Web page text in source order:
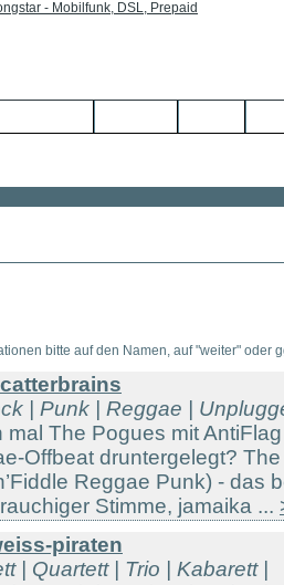
bitte auf den Namen, auf "weiter" oder
| Punk | Reggae |
mal The Pogues mit
Offbeat druntergelegt?
Reggae Punk) - das
Stimme, jamaika ...
piraten
| Quartett | Trio | Kabarett |